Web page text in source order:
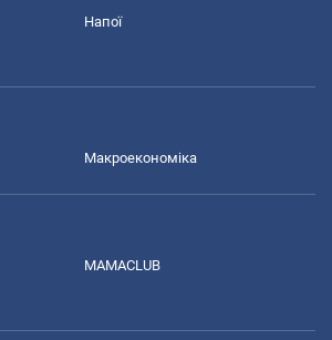
Напої
Макроекономіка
MAMACLUB